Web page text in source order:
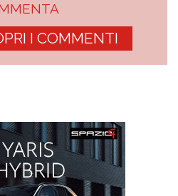
I COMMENTI